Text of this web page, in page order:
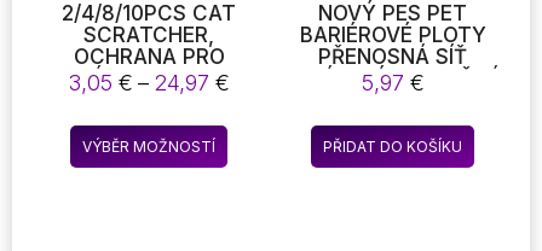
2/4/8/10PCS CAT
SCRATCHER,
OCHRANA PRO
NÁBYTEK CAT
SCRATCH
DETERRENT TAPE,
CAT REPELLENT FOR
FURNITURE, CAT
3,05 € – 24,97 €Rozpětí
VÝBĚR MOŽNOSTÍ
Tento
produkt
NOVÝ PES PET
BARIÉROVÉ PLOTY
PŘENOSNÁ SÍŤ
SKLÁDACÍ PRODYŠNÁ
SÍŤOVÁ PSÍ BRÁNA
PET SEPARATION
GUARD IZOLOVANÝ
PLOT PSI DĚTSKÝ
5,97 €
PŘIDAT DO KOŠÍKU